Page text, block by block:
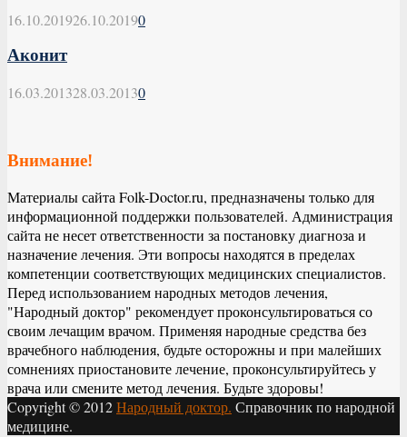
16.10.201926.10.20190
Аконит
16.03.201328.03.20130
Внимание!
Материалы сайта Folk-Doctor.ru, предназначены только для
информационной поддержки пользователей. Администрация
сайта не несет ответственности за постановку диагноза и
назначение лечения. Эти вопросы находятся в пределах
компетенции соответствующих медицинских специалистов.
Перед использованием народных методов лечения,
"Народный доктор" рекомендует проконсультироваться со
своим лечащим врачом. Применяя народные средства без
врачебного наблюдения, будьте осторожны и при малейших
сомнениях приостановите лечение, проконсультируйтесь у
врача или смените метод лечения. Будьте здоровы!
Copyright © 2012Народный доктор. Справочник по народной
медицине.